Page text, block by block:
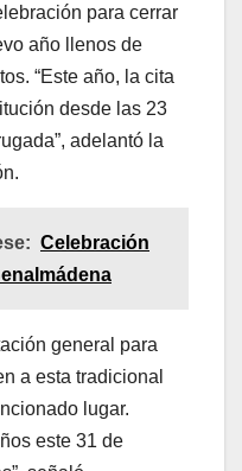
para cerrar
año llenos de
“Este año, la cita
desde las 23
adelantó la
Celebración
general para
a esta tradicional
lugar.
este 31 de